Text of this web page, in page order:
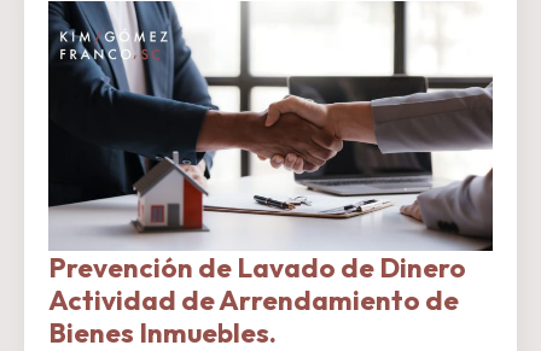
Prevención de Lavado de Dinero
Actividad de Arrendamiento de
Bienes Inmuebles.